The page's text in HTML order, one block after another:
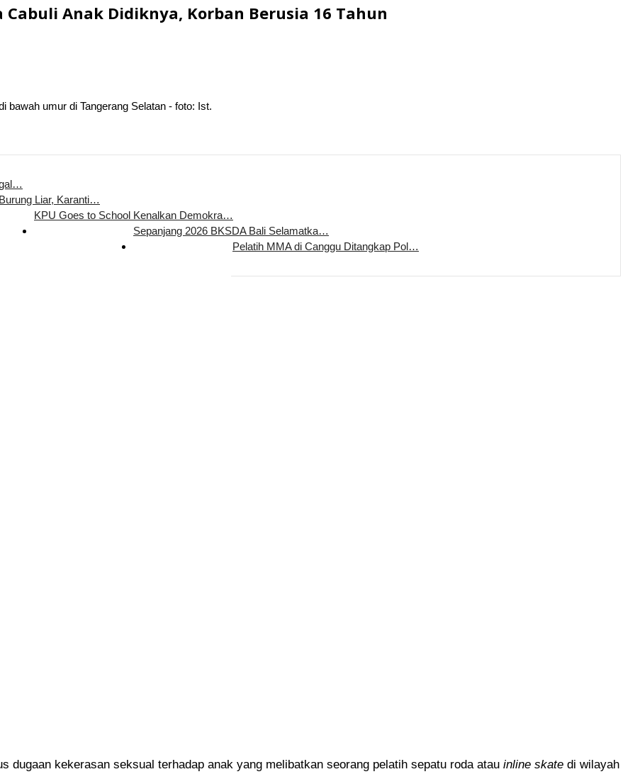
Anak Didiknya, Korban Berusia 16 Tahun
bawah umur di Tangerang Selatan - foto: Ist.
Liar, Karanti…
KPU Goes to School Kenalkan Demokra…
Sepanjang 2026 BKSDA Bali Selamatka…
Pelatih MMA di Canggu Ditangkap Pol…
dugaan kekerasan seksual terhadap anak yang melibatkan seorang pelatih sepatu roda atau inline skate di wilayah